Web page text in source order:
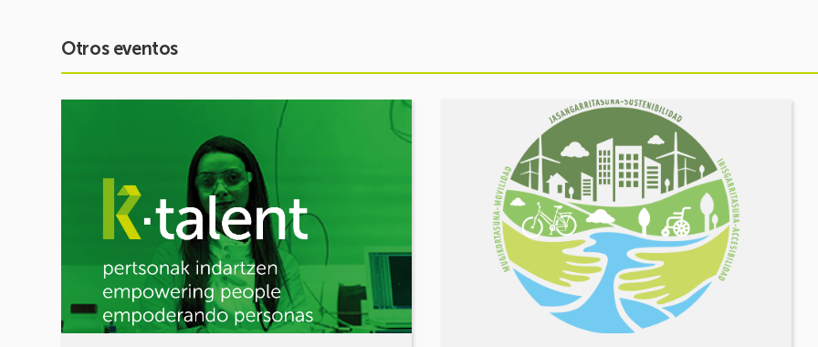
Otros eventos
Despertando
vocación
Ciencia
y
MOVILIDAD
¡Comparte
construyamos